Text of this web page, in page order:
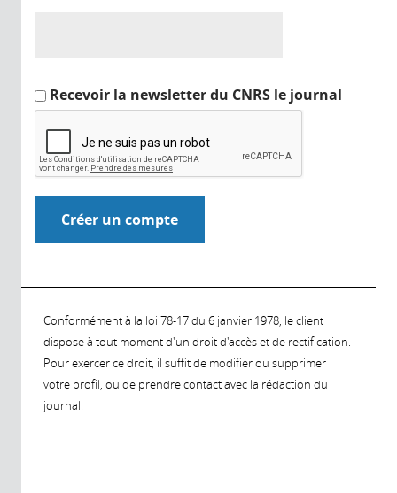
Recevoir la newsletter du CNRS le journal
Conformément à la loi 78-17 du 6 janvier 1978, le client
dispose à tout moment d'un droit d'accès et de rectification.
Pour exercer ce droit, il suffit de modifier ou supprimer
votre profil, ou de prendre contact avec la rédaction du
journal.